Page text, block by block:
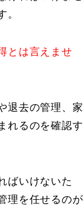
。
とは言えませ
退去の管理、家
れるのを確認す
ばいけないた
理を任せるのが